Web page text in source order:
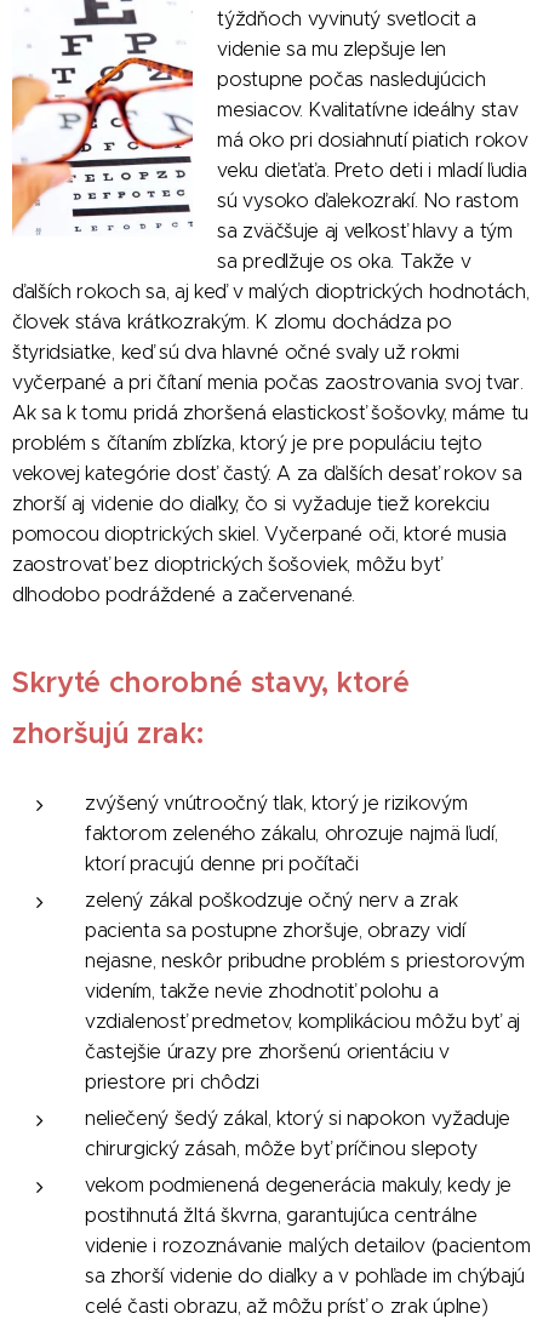
týždňoch vyvinutý svetlocit a
videnie sa mu zlepšuje len
postupne počas nasledujúcich
mesiacov. Kvalitatívne ideálny stav
má oko pri dosiahnutí piatich rokov
veku dieťaťa. Preto deti i mladí ľudia
sú vysoko ďalekozrakí. No rastom
sa zväčšuje aj veľkosť hlavy a tým
sa predlžuje os oka. Takže v
ďalších rokoch sa, aj keď v malých dioptrických hodnotách,
človek stáva krátkozrakým. K zlomu dochádza po
štyridsiatke, keď sú dva hlavné očné svaly už rokmi
vyčerpané a pri čítaní menia počas zaostrovania svoj tvar.
Ak sa k tomu pridá zhoršená elastickosť šošovky, máme tu
problém s čítaním zblízka, ktorý je pre populáciu tejto
vekovej kategórie dosť častý. A za ďalších desať rokov sa
zhorší aj videnie do diaľky, čo si vyžaduje tiež korekciu
pomocou dioptrických skiel. Vyčerpané oči, ktoré musia
zaostrovať bez dioptrických šošoviek, môžu byť
dlhodobo podráždené a začervenané.
Skryté chorobné stavy, ktoré
zhoršujú zrak:
zvýšený vnútroočný tlak, ktorý je rizikovým
faktorom zeleného zákalu, ohrozuje najmä ľudí,
ktorí pracujú denne pri počítači
zelený zákal poškodzuje očný nerv a zrak
pacienta sa postupne zhoršuje, obrazy vidí
nejasne, neskôr pribudne problém s priestorovým
videním, takže nevie zhodnotiť polohu a
vzdialenosť predmetov, komplikáciou môžu byť aj
častejšie úrazy pre zhoršenú orientáciu v
priestore pri chôdzi
neliečený šedý zákal, ktorý si napokon vyžaduje
chirurgický zásah, môže byť príčinou slepoty
vekom podmienená degenerácia makuly, kedy je
postihnutá žltá škvrna, garantujúca centrálne
videnie i rozoznávanie malých detailov (pacientom
sa zhorší videnie do diaľky a v pohľade im chýbajú
celé časti obrazu, až môžu prísť o zrak úplne)